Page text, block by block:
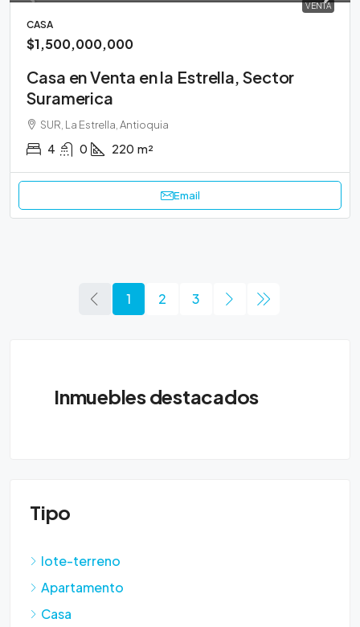
VENTA
CASA
$1,500,000,000
Casa en Venta en la Estrella, Sector
Suramerica
SUR, La Estrella, Antioquia
4 0 220 m²
Email
1 2 3
Inmuebles destacados
Tipo
lote-terreno
Apartamento
Casa